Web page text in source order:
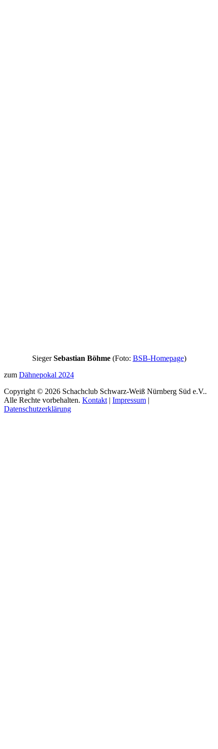
SiegerSebastian Böhme(Foto: BSB-Homepage)
zum Dähnepokal 2024
Copyright © 2026 Schachclub Schwarz-Weiß Nürnberg Süd e.V..
Alle Rechte vorbehalten. Kontakt | Impressum |
Datenschutzerklärung